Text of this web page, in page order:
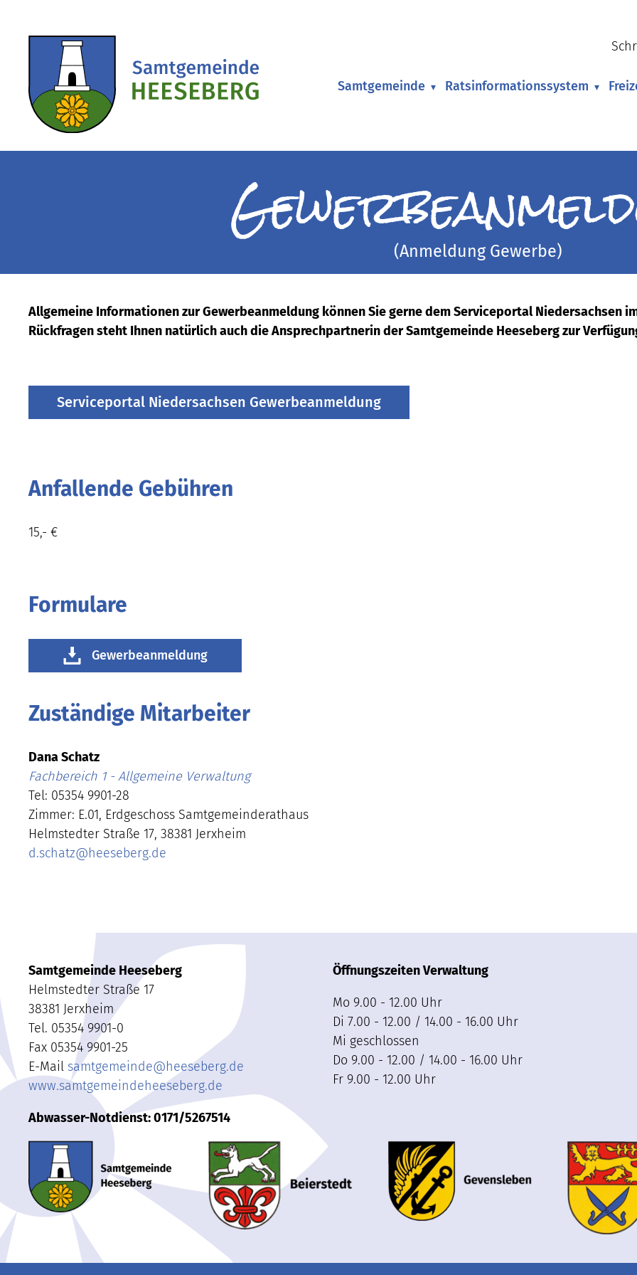
Samtgemeinde ▾ Ratsinformationssystem ▾
(Anmeldung Gewerbe)
Allgemeine Informationen zur Gewerbeanmeldung können Sie gerne dem Serviceportal Niedersachsen
Rückfragen steht Ihnen natürlich auch die Ansprechpartnerin der Samtgemeinde Heeseberg zur
Serviceportal Niedersachsen Gewerbeanmeldung
Anfallende Gebühren
15,- €
Formulare
Gewerbeanmeldung
Zuständige Mitarbeiter
Dana Schatz
Fachbereich 1 - Allgemeine Verwaltung
Tel: 05354 9901-28
Zimmer: E.01, Erdgeschoss Samtgemeinderathaus
Helmstedter Straße 17, 38381 Jerxheim
d.schatz@heeseberg.de
Samtgemeinde Heeseberg
Helmstedter Straße 17
38381 Jerxheim
Tel. 05354 9901-0
Fax 05354 9901-25
E-Mail samtgemeinde@heeseberg.de
www.samtgemeindeheeseberg.de
Abwasser-Notdienst: 0171/5267514
Öffnungszeiten Verwaltung
Mo 9.00 - 12.00 Uhr
Di 7.00 - 12.00 / 14.00 - 16.00 Uhr
Mi geschlossen
Do 9.00 - 12.00 / 14.00 - 16.00 Uhr
Fr 9.00 - 12.00 Uhr